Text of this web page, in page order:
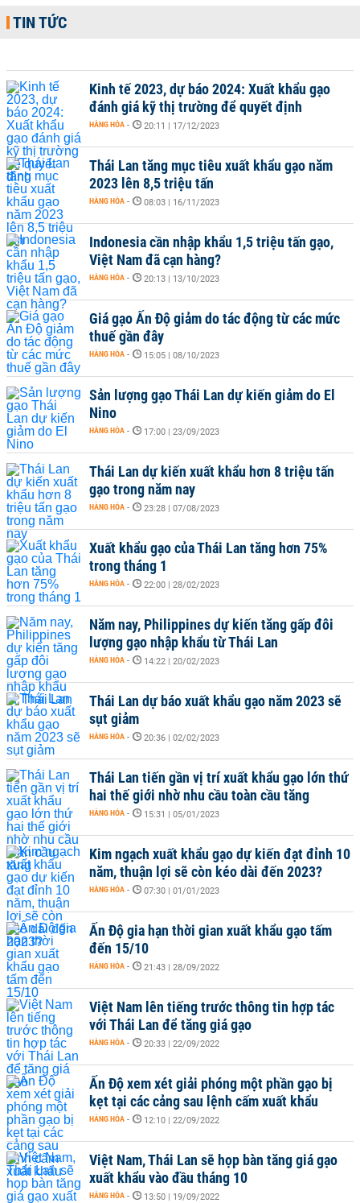
TIN TỨC
Kinh tế 2023, dự báo 2024: Xuất khẩu gạo
đánh giá kỹ thị trường để quyết định
HÀNG HÓA - 20:11 | 17/12/2023
Thái Lan tăng mục tiêu xuất khẩu gạo năm
2023 lên 8,5 triệu tấn
HÀNG HÓA - 08:03 | 16/11/2023
Indonesia cần nhập khẩu 1,5 triệu tấn gạo,
Việt Nam đã cạn hàng?
HÀNG HÓA - 20:13 | 13/10/2023
Giá gạo Ấn Độ giảm do tác động từ các mức
thuế gần đây
HÀNG HÓA - 15:05 | 08/10/2023
Sản lượng gạo Thái Lan dự kiến giảm do El
Nino
HÀNG HÓA - 17:00 | 23/09/2023
Thái Lan dự kiến xuất khẩu hơn 8 triệu tấn
gạo trong năm nay
HÀNG HÓA - 23:28 | 07/08/2023
Xuất khẩu gạo của Thái Lan tăng hơn 75%
trong tháng 1
HÀNG HÓA - 22:00 | 28/02/2023
Năm nay, Philippines dự kiến tăng gấp đôi
lượng gạo nhập khẩu từ Thái Lan
HÀNG HÓA - 14:22 | 20/02/2023
Thái Lan dự báo xuất khẩu gạo năm 2023 sẽ
sụt giảm
HÀNG HÓA - 20:36 | 02/02/2023
Thái Lan tiến gần vị trí xuất khẩu gạo lớn thứ
hai thế giới nhờ nhu cầu toàn cầu tăng
HÀNG HÓA - 15:31 | 05/01/2023
Kim ngạch xuất khẩu gạo dự kiến đạt đỉnh 10
năm, thuận lợi sẽ còn kéo dài đến 2023?
HÀNG HÓA - 07:30 | 01/01/2023
Ấn Độ gia hạn thời gian xuất khẩu gạo tấm
đến 15/10
HÀNG HÓA - 21:43 | 28/09/2022
Việt Nam lên tiếng trước thông tin hợp tác
với Thái Lan để tăng giá gạo
HÀNG HÓA - 20:33 | 22/09/2022
Ấn Độ xem xét giải phóng một phần gạo bị
kẹt tại các cảng sau lệnh cấm xuất khẩu
HÀNG HÓA - 12:10 | 22/09/2022
Việt Nam, Thái Lan sẽ họp bàn tăng giá gạo
xuất khẩu vào đầu tháng 10
HÀNG HÓA - 13:50 | 19/09/2022